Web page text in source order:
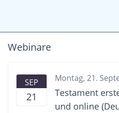
Webinare
SEP
21
Montag, 21.
Testament
und online